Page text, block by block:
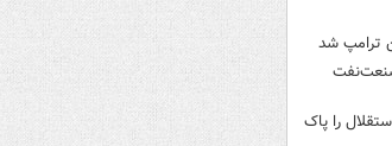
ترامپ شد
را پاک